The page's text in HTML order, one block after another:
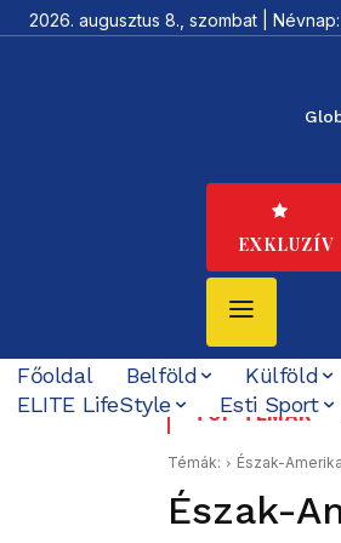
2026. augusztus 8., szombat |
EXKLUZÍV
Főoldal Belföld Külföld
ELITE LifeStyle
Esti Sport
TOP TÉMÁKÚj
Témák: Észak-
Észak-